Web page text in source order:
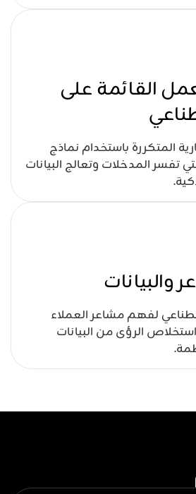
القائمة على
المتكررة باستخدام نماذج
تفسر المدخلات وتعالج البيانات
والبيانات
لفهم مشاعر العملاء
الرؤى من البيانات